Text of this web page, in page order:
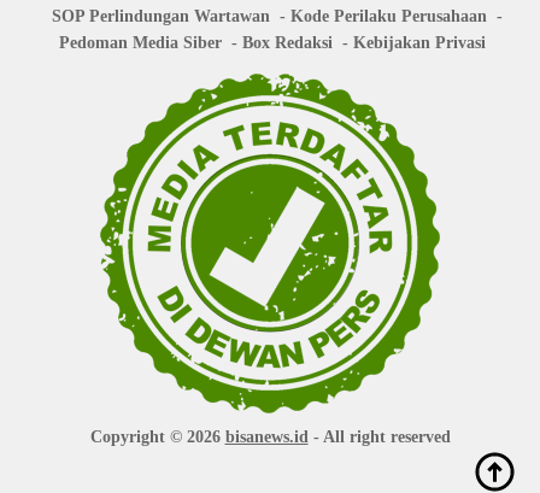
SOP Perlindungan Wartawan
Kode Perilaku Perusahaan
Pedoman Media Siber
Box Redaksi Kebijakan Privasi
Copyright © 2026 bisanews.id - All right reserved